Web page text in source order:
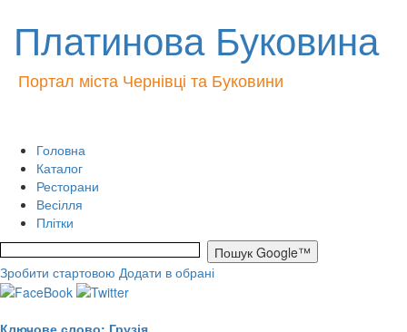
Платинова Буковина
Портал міста Чернівці та Буковини
Головна
Каталог
Ресторани
Весілля
Плітки
Зробити стартовою Додати в обрані